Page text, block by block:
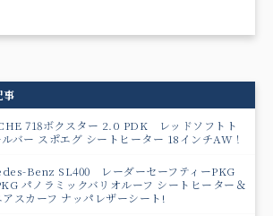
事
718ボクスター 2.0 PDK レッドソフトト
バー スポエグ シートヒーター 18インチAW！
Benz SL400 レーダーセーフティーPKG
パノラミックバリオルーフ シートヒーター＆
スカーフ ナッパレザーシート!